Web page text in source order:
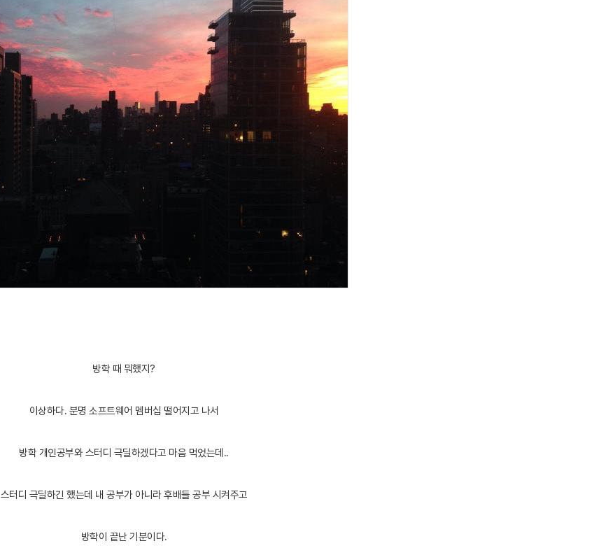
방학 때 뭐했지?
이상하다. 분명 소프트웨어 멤버십 떨어지고 나서
방학 개인공부와 스터디 극딜하겠다고 마음 먹었는데..
스터디 극딜하긴 했는데 내 공부가 아니라 후배들 공부 시켜주고
방학이 끝난 기분이다.